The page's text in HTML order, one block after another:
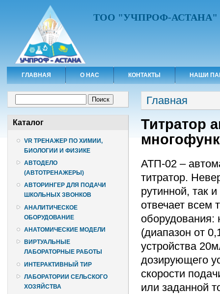
ТОО "УЧПРОФ-АСТАНА"
ГЛАВНАЯ О НАС КОНТАКТЫ НАШИ
Каталог
VR ТРЕНАЖЕР ПО ХИМИИ,
БИОЛОГИИ И ФИЗИКЕ
АВТОДЕЛО
(АВТОТРЕНАЖЕРЫ)
АВТОРИНГЕР ДЛЯ ПОДАЧИ
ШКОЛЬНЫХ ЗВОНКОВ
АНАЛИТИЧЕСКОЕ
ОБОРУДОВАНИЕ
АНАТОМИЧЕСКИЕ МОДЕЛИ
ВИРТУАЛЬНЫЕ
ЛАБОРАТОРНЫЕ РАБОТЫ
ИНТЕРАКТИВНЫЙ ТИР
ЛАБОРАТОРИИ СЕЛЬСКОГО
ХОЗЯЙСТВА
Вы здесь
Главная
Титратор
АТП-02 –
титратор.
рутинной, так
отвечает всем
оборудования:
(диапазон от
устройства
дозирующего
скорости
или заданной